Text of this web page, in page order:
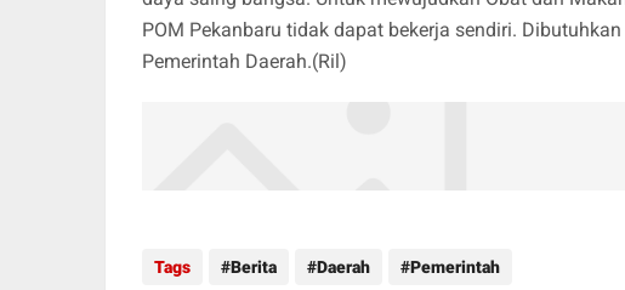
POM Pekanbaru tidak dapat bekerja sendiri.
Pemerintah Daerah.(Ril)
Tags Berita Daerah Pemerintah